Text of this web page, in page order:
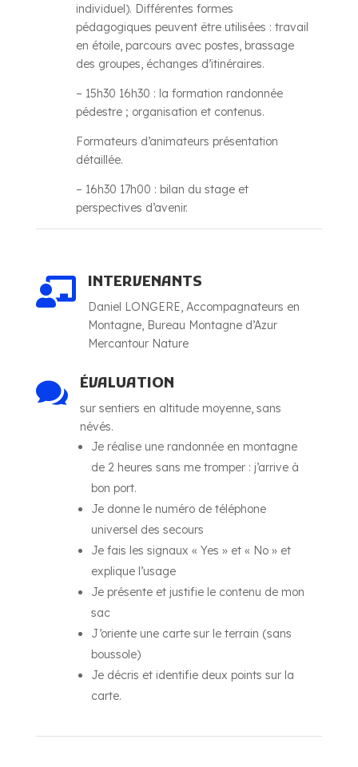
individuel). Différentes formes
pédagogiques peuvent être utilisées : travail
en étoile, parcours avec postes, brassage
des groupes, échanges d’itinéraires.
– 15h30 16h30 : la formation randonnée
pédestre ; organisation et contenus.
Formateurs d’animateurs présentation
détaillée.
– 16h30 17h00 : bilan du stage et
perspectives d’avenir.
 INTERVENANTS
Daniel LONGERE, Accompagnateurs en
Montagne, Bureau Montagne d’Azur
Mercantour Nature
 ÉVALUATION
sur sentiers en altitude moyenne, sans
névés.
Je réalise une randonnée en montagne
de 2 heures sans me tromper : j’arrive à
bon port.
Je donne le numéro de téléphone
universel des secours
Je fais les signaux « Yes » et « No » et
explique l’usage
Je présente et justifie le contenu de mon
sac
J’oriente une carte sur le terrain (sans
boussole)
Je décris et identifie deux points sur la
carte.